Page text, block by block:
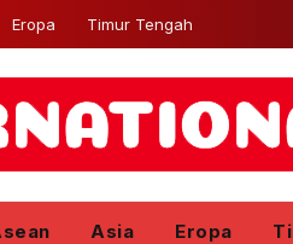
Eropa Timur Tengah
Asia Eropa